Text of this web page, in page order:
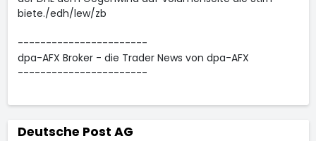
biete./edh/lew/zb
-----------------------
dpa-AFX Broker - die Trader News von dpa-AFX
-----------------------
Deutsche Post AG